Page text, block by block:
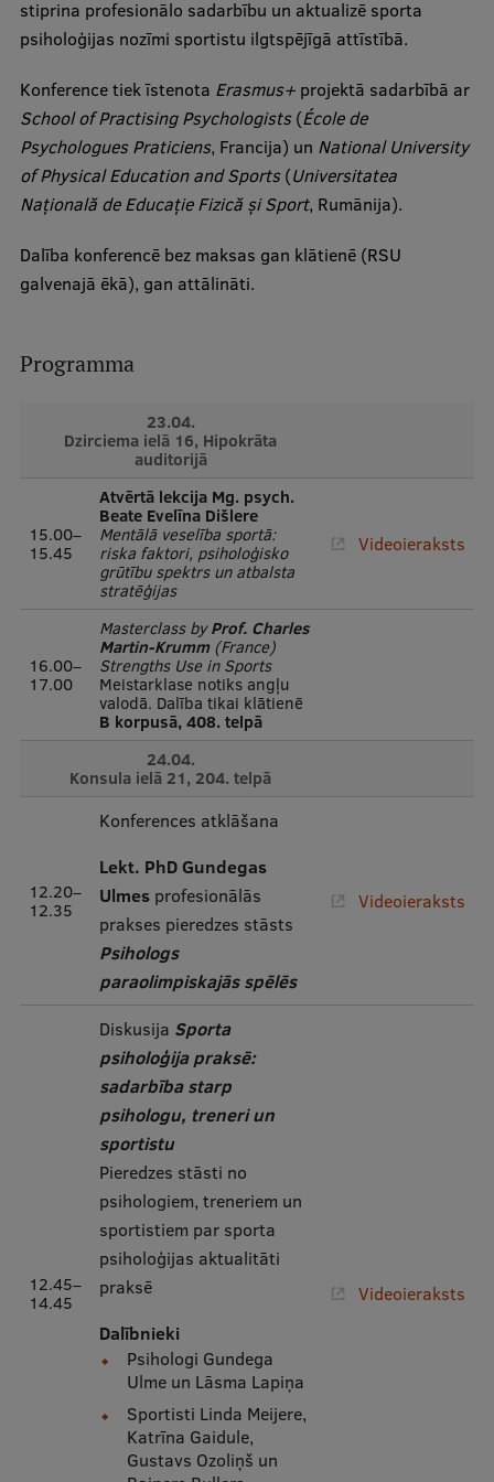
Starptautiskā sadarbība
Mobilitātes programmas
Starptautiskie projekti
Starptautiskie sadarbības partneri
EURAXESS RSU kontaktpunkts
EATRIS koordinators Latvijā
stiprina profesionālo sadarbību un aktualizē sporta
psiholoģijas nozīmi sportistu ilgtspējīgā attīstībā.
Konference tiek īstenota Erasmus+projektā sadarbībā ar
School of Practising Psychologists(École de
Psychologues Praticiens, Francija) un National University
of Physical Education and Sports(Universitatea
Națională de Educație Fizică și Sport, Rumānija).
Dalība konferencē bez maksas gan klātienē (RSU
galvenajā ēkā), gan attālināti.
Programma
23.04.
Dzirciema ielā 16, Hipokrāta
auditorijā
15.00–
15.45
Atvērtā lekcija Mg. psych.
Beate Evelīna Dišlere
Mentālā veselība sportā:
riska faktori, psiholoģisko
grūtību spektrs un atbalsta
stratēģijas
Videoieraksts
16.00–
17.00
Masterclass byProf. Charles
Martin-Krumm(France)
Strengths Use in Sports
Meistarklase notiks angļu
valodā. Dalība tikai klātienē
B korpusā, 408. telpā
24.04.
Konsula ielā 21, 204. telpā
12.20–
12.35
Konferences atklāšana
Lekt. PhD Gundegas
Ulmesprofesionālās
prakses pieredzes stāsts
Psihologs
paraolimpiskajās spēlēs
Videoieraksts
12.45–
14.45
Diskusija Sporta
psiholoģija praksē:
sadarbība starp
psihologu, treneri un
sportistu
Pieredzes stāsti no
psihologiem, treneriem un
sportistiem par sporta
psiholoģijas aktualitāti
praksē
Dalībnieki
Psihologi Gundega
Ulme un Lāsma Lapiņa
Sportisti Linda Meijere,
Katrīna Gaidule,
Gustavs Ozoliņš un
Videoieraksts